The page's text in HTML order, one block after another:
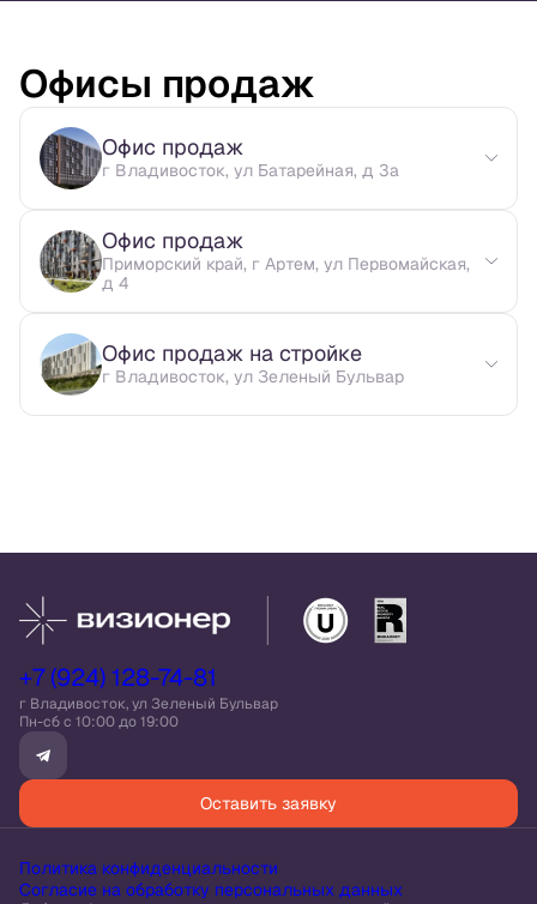
Офисы продаж
Офис продаж
г Владивосток, ул Батарейная, д 3а
Офис продаж
Приморский край, г Артем, ул Первомайская,
д 4
Офис продаж на стройке
г Владивосток, ул Зеленый Бульвар
+7 (924) 128-74-81
г Владивосток, ул Зеленый Бульвар
Пн-сб c 10:00 до 19:00
Оставить заявку
Политика конфиденциальности
Согласие на обработку персональных данных